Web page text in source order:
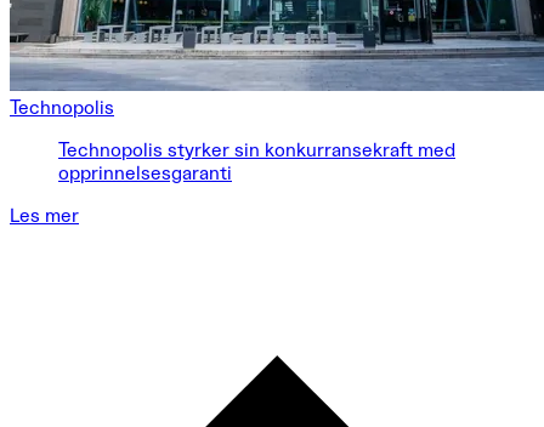
Technopolis
Technopolis styrker sin konkurransekraft med
opprinnelsesgaranti
Les mer